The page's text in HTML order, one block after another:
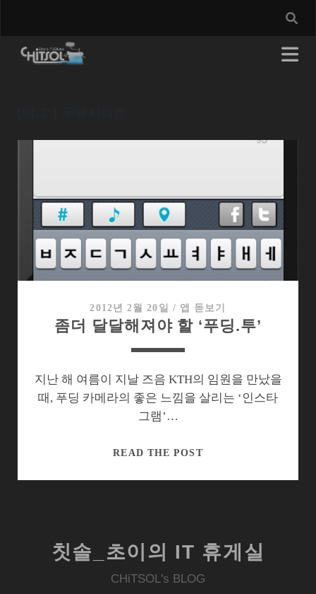
2012년 2월 20일 / 앱 돋보기
좀더 달달해져야 할 ‘푸딩.투’
지난 해 여름이 지날 즈음 KTH의 임원을 만났을
때, 푸딩 카메라의 좋은 느낌을 살리는 ‘인스타
그램’…
READ THE POST좀
야
할
칫솔_초이의 IT 휴게실
CHiTSOL's BLOG